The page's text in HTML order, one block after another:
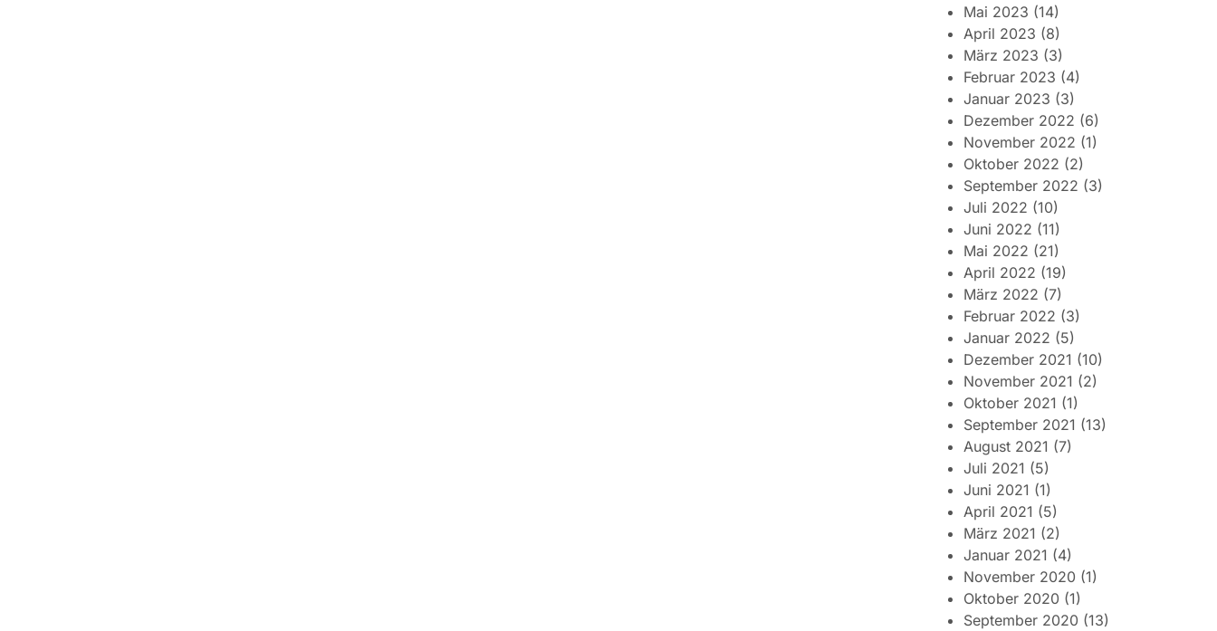
Mai 2023 (14)
April 2023 (8)
März 2023 (3)
Februar 2023 (4)
Januar 2023 (3)
Dezember 2022 (6)
November 2022 (1)
Oktober 2022 (2)
September 2022 (3)
Juli 2022 (10)
Juni 2022 (11)
Mai 2022 (21)
April 2022 (19)
März 2022 (7)
Februar 2022 (3)
Januar 2022 (5)
Dezember 2021 (10)
November 2021 (2)
Oktober 2021 (1)
September 2021 (13)
August 2021 (7)
Juli 2021 (5)
Juni 2021 (1)
April 2021 (5)
März 2021 (2)
Januar 2021 (4)
November 2020 (1)
Oktober 2020 (1)
September 2020 (13)